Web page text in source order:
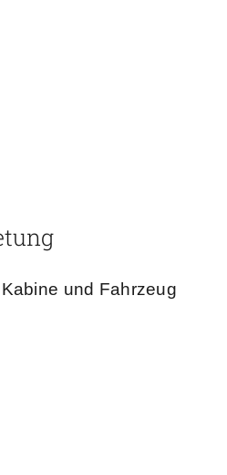
und Fahrzeug